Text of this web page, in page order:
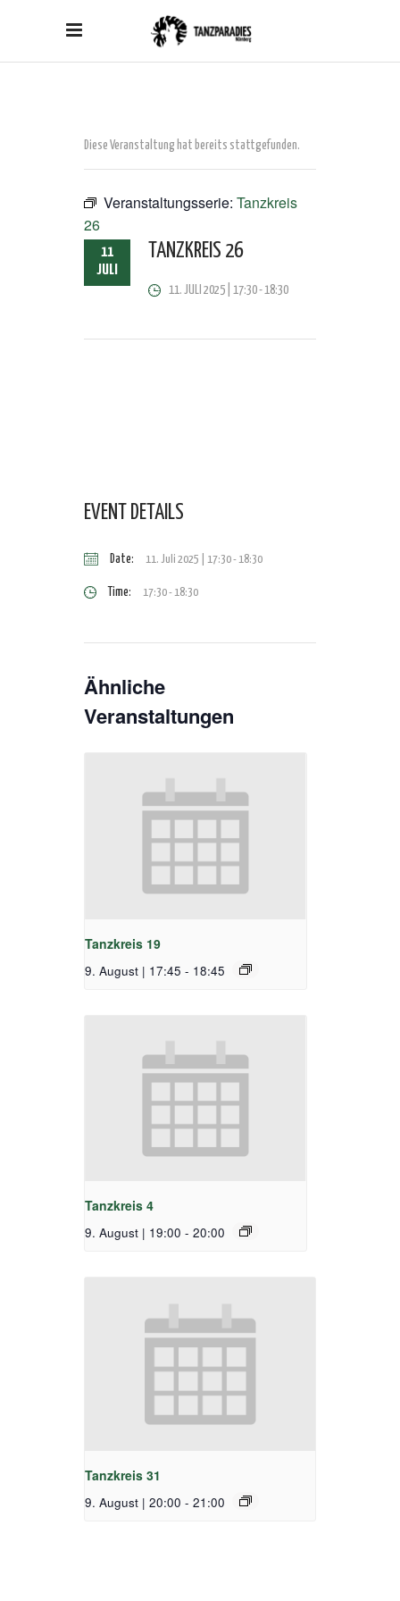
Diese Veranstaltung hat bereits stattgefunden.
Veranstaltungsserie: Tanzkreis
26
11
JULI
TANZKREIS 26
11. JULI 2025 | 17:30-18:30
EVENT DETAILS
Date: 11. Juli 2025 | 17:30-18:30
Time: 17:30 - 18:30
Ähnliche
Veranstaltungen
Tanzkreis 19
9. August | 17:45 - 18:45
Tanzkreis 4
9. August | 19:00 - 20:00
Tanzkreis 31
9. August | 20:00 - 21:00